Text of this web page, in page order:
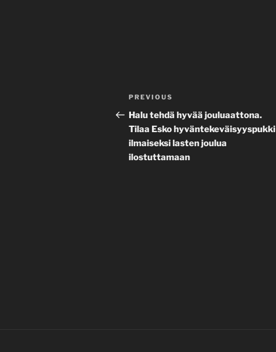
Post
navigation
Previous
Post
PREVIOUS
Halu tehdä hyvää jouluaattona.
Tilaa Esko hyväntekeväisyyspukki
ilmaiseksi lasten joulua
ilostuttamaan